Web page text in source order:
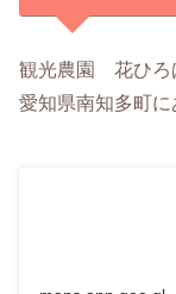
観光農園 花ひろ
愛知県南知多町